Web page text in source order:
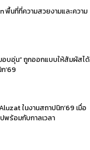
พื้นที่ที่ความสวยงามและความ
อบอุ่น” ถูกออกแบบให้สัมผัสได้
’69
ในงานสถาปนิก’69 เมื่อ
พร้อมกับกาลเวลา